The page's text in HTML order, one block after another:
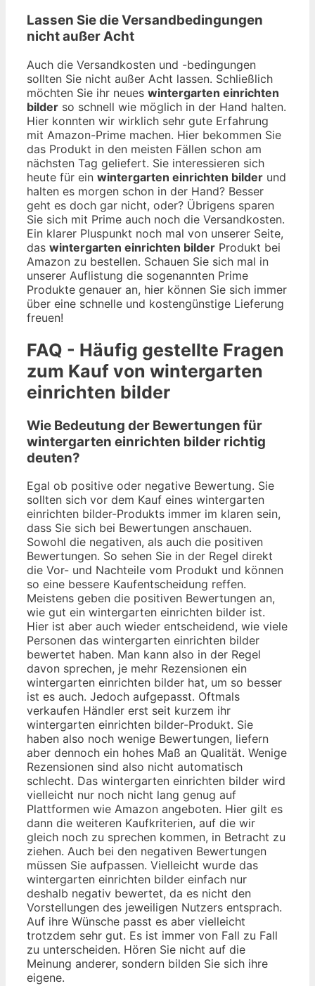
Lassen Sie die Versandbedingungen
nicht außer Acht
Auch die Versandkosten und -bedingungen
sollten Sie nicht außer Acht lassen. Schließlich
möchten Sie ihr neues wintergarten einrichten
bilder so schnell wie möglich in der Hand halten.
Hier konnten wir wirklich sehr gute Erfahrung
mit Amazon-Prime machen. Hier bekommen Sie
das Produkt in den meisten Fällen schon am
nächsten Tag geliefert. Sie interessieren sich
heute für ein wintergarten einrichten bilder und
halten es morgen schon in der Hand? Besser
geht es doch gar nicht, oder? Übrigens sparen
Sie sich mit Prime auch noch die Versandkosten.
Ein klarer Pluspunkt noch mal von unserer Seite,
das wintergarten einrichten bilder Produkt bei
Amazon zu bestellen. Schauen Sie sich mal in
unserer Auflistung die sogenannten Prime
Produkte genauer an, hier können Sie sich immer
über eine schnelle und kostengünstige Lieferung
freuen!
FAQ - Häufig gestellte Fragen
zum Kauf von wintergarten
einrichten bilder
Wie Bedeutung der Bewertungen für
wintergarten einrichten bilder richtig
deuten?
Egal ob positive oder negative Bewertung. Sie
sollten sich vor dem Kauf eines wintergarten
einrichten bilder-Produkts immer im klaren sein,
dass Sie sich bei Bewertungen anschauen.
Sowohl die negativen, als auch die positiven
Bewertungen. So sehen Sie in der Regel direkt
die Vor- und Nachteile vom Produkt und können
so eine bessere Kaufentscheidung reffen.
Meistens geben die positiven Bewertungen an,
wie gut ein wintergarten einrichten bilder ist.
Hier ist aber auch wieder entscheidend, wie viele
Personen das wintergarten einrichten bilder
bewertet haben. Man kann also in der Regel
davon sprechen, je mehr Rezensionen ein
wintergarten einrichten bilder hat, um so besser
ist es auch. Jedoch aufgepasst. Oftmals
verkaufen Händler erst seit kurzem ihr
wintergarten einrichten bilder-Produkt. Sie
haben also noch wenige Bewertungen, liefern
aber dennoch ein hohes Maß an Qualität. Wenige
Rezensionen sind also nicht automatisch
schlecht. Das wintergarten einrichten bilder wird
vielleicht nur noch nicht lang genug auf
Plattformen wie Amazon angeboten. Hier gilt es
dann die weiteren Kaufkriterien, auf die wir
gleich noch zu sprechen kommen, in Betracht zu
ziehen. Auch bei den negativen Bewertungen
müssen Sie aufpassen. Vielleicht wurde das
wintergarten einrichten bilder einfach nur
deshalb negativ bewertet, da es nicht den
Vorstellungen des jeweiligen Nutzers entsprach.
Auf ihre Wünsche passt es aber vielleicht
trotzdem sehr gut. Es ist immer von Fall zu Fall
zu unterscheiden. Hören Sie nicht auf die
Meinung anderer, sondern bilden Sie sich ihre
eigene.